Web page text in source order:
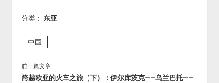
C
h
at
o
o
分类： 东亚
中国
前一篇文章
跨越欧亚的火车之旅（下）：伊尔库茨克——乌兰巴托——